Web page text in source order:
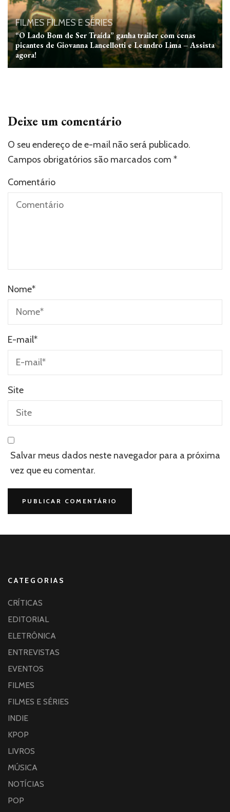
FILMESFILMES E SÉRIES
“O Lado Bom de Ser Traída” ganha trailer com cenas
picantes de Giovanna Lancellotti e Leandro Lima – Assista
agora!
Deixe um comentário
O seu endereço de e-mail não será publicado.
Campos obrigatórios são marcados com *
Comentário
Nome*
E-mail*
Site
Salvar meus dados neste navegador para a próxima
vez que eu comentar.
CATEGORIAS
CRÍTICAS
EDITORIAL
ELETRÔNICA
ENTREVISTAS
EVENTOS
FILMES
FILMES E SÉRIES
INDIE
KPOP
LIVROS
MÚSICA
NOTÍCIAS
POP